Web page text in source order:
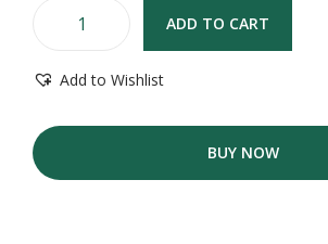
E
B
ADD TO CART
Add to Wishlist
BUY NOW